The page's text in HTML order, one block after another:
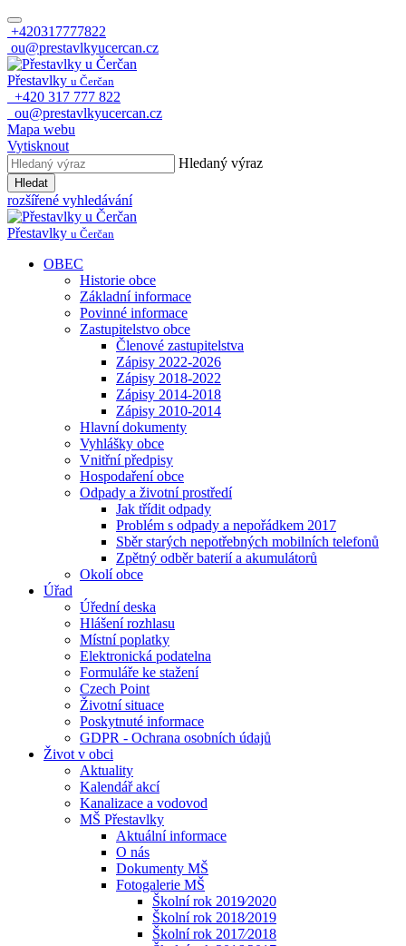
+420317777822
ou@prestavlkyucercan.cz
Přestavlky u Čerčan
+420 317 777 822
ou@prestavlkyucercan.cz
Mapa webu
Vytisknout
Hledaný výraz
Hledat
rozšířené vyhledávání
Přestavlky u Čerčan
OBEC
Historie obce
Základní informace
Povinné informace
Zastupitelstvo obce
Členové zastupitelstva
Zápisy 2022-2026
Zápisy 2018-2022
Zápisy 2014-2018
Zápisy 2010-2014
Hlavní dokumenty
Vyhlášky obce
Vnitřní předpisy
Hospodaření obce
Odpady a životní prostředí
Jak třídit odpady
Problém s odpady a nepořádkem 2017
Sběr starých nepotřebných mobilních telefonů
Zpětný odběr baterií a akumulátorů
Okolí obce
Úřad
Úřední deska
Hlášení rozhlasu
Místní poplatky
Elektronická podatelna
Formuláře ke stažení
Czech Point
Životní situace
Poskytnuté informace
GDPR - Ochrana osobních údajů
Život v obci
Aktuality
Kalendář akcí
Kanalizace a vodovod
MŠ Přestavlky
Aktuální informace
O nás
Dokumenty MŠ
Fotogalerie MŠ
Školní rok 2019⁄2020
Školní rok 2018⁄2019
Školní rok 2017⁄2018